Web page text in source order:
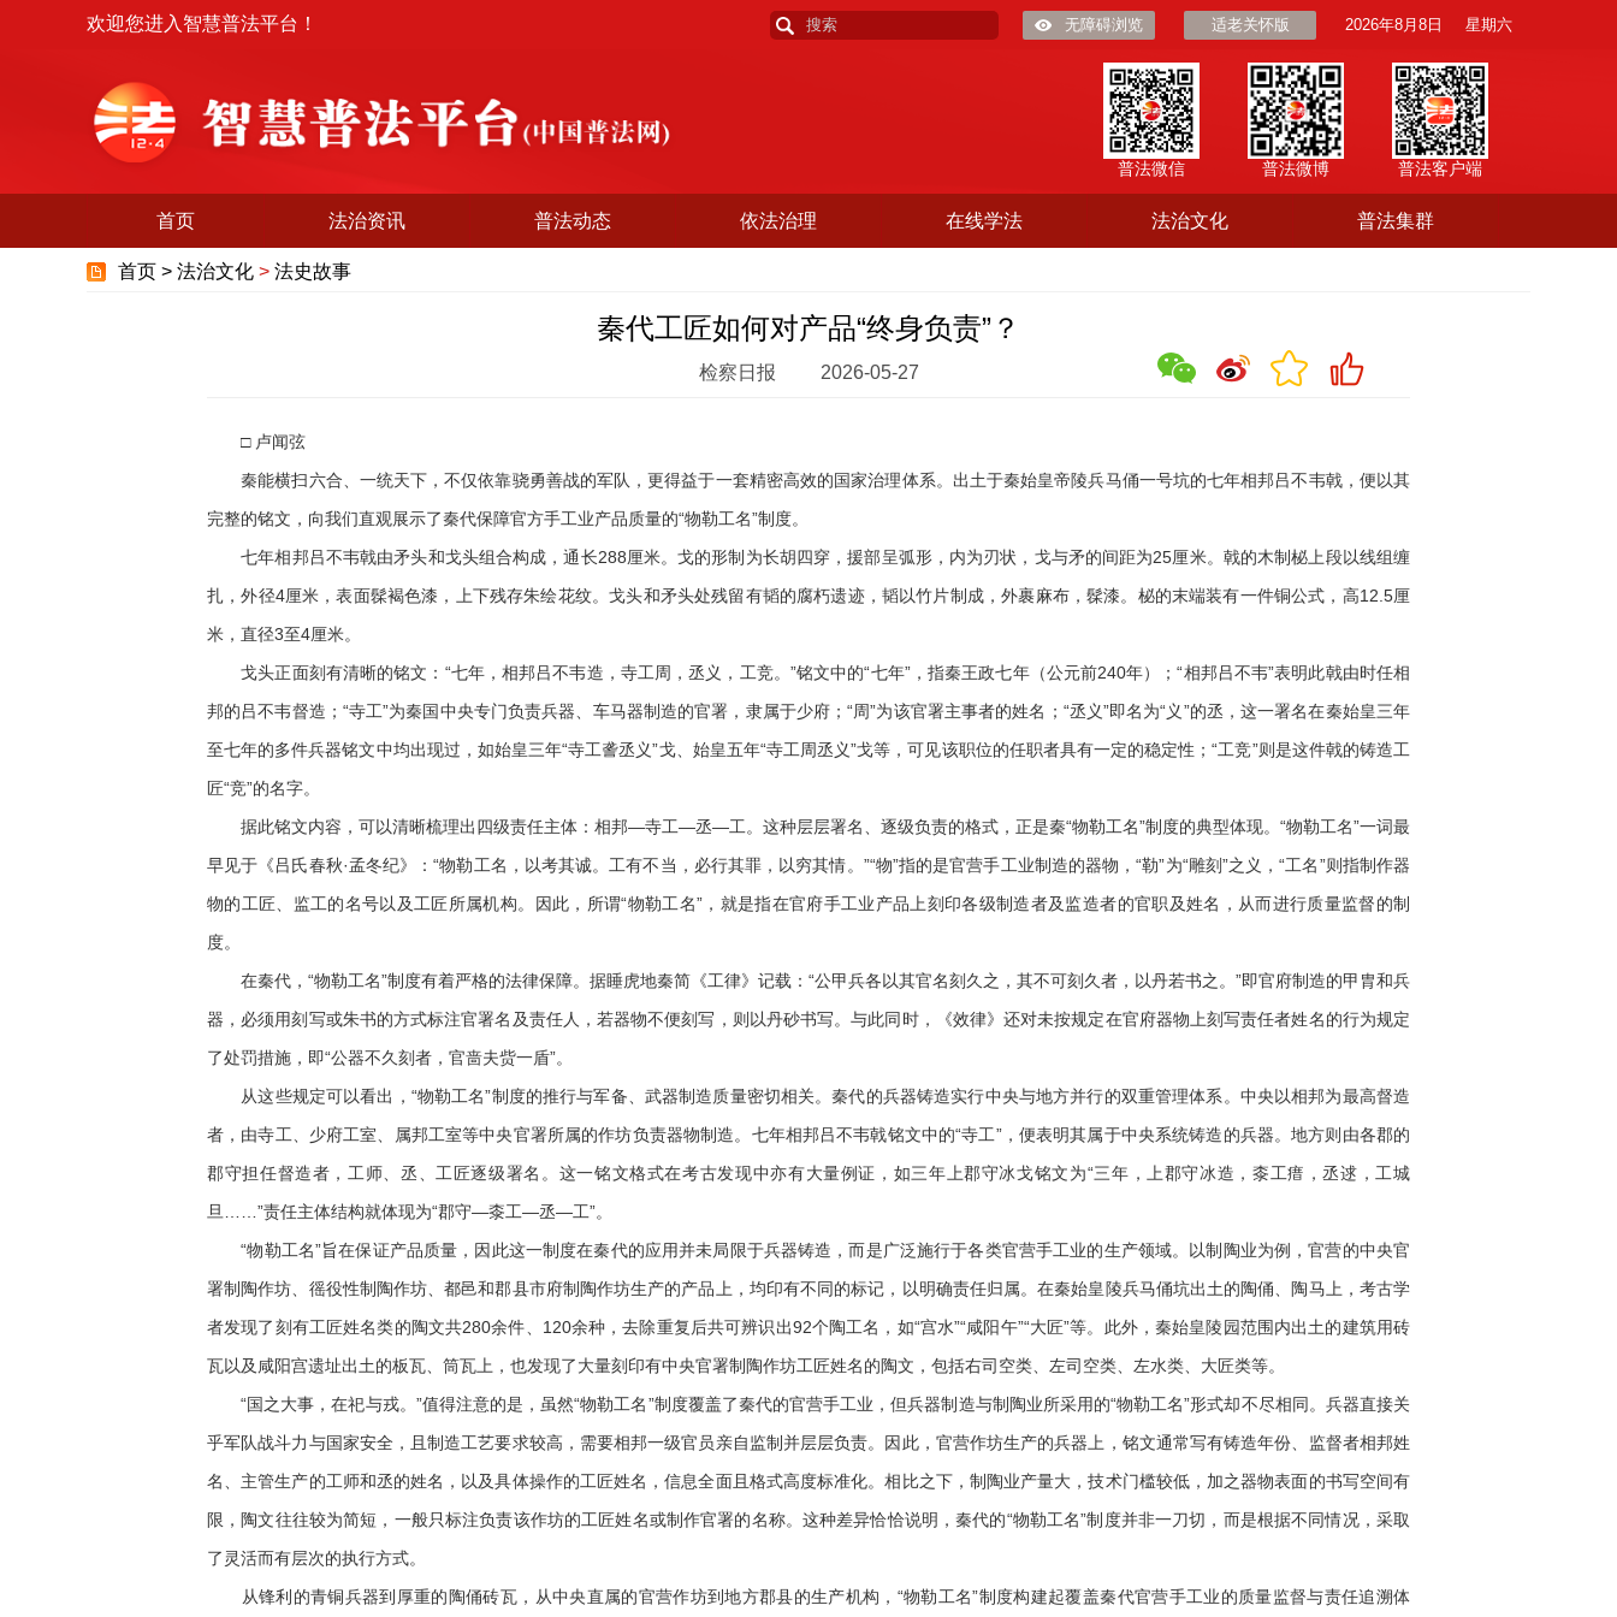
欢迎您进入智慧普法平台！ 无障碍浏览 适老关怀版 2026年8月8日 星期六
普法客户端
普法微博
普法微信
首页 法治资讯 普法动态 依法治理 在线学法 法治文化 普法集群
首页 > 法治文化 > 法史故事
秦代工匠如何对产品“终身负责”？
检察日报 2026-05-27
□ 卢闻弦
秦能横扫六合、一统天下，不仅依靠骁勇善战的军队，更得益于一套精密高效的国家治理体系。出土于秦始皇帝陵兵马俑一号坑的七年相邦吕不韦戟，便以其
完整的铭文，向我们直观展示了秦代保障官方手工业产品质量的“物勒工名”制度。
七年相邦吕不韦戟由矛头和戈头组合构成，通长288厘米。戈的形制为长胡四穿，援部呈弧形，内为刃状，戈与矛的间距为25厘米。戟的木制柲上段以线组缠
扎，外径4厘米，表面髹褐色漆，上下残存朱绘花纹。戈头和矛头处残留有韬的腐朽遗迹，韬以竹片制成，外裹麻布，髹漆。柲的末端装有一件铜公式，高12.5厘
米，直径3至4厘米。
戈头正面刻有清晰的铭文：“七年，相邦吕不韦造，寺工周，丞义，工竞。”铭文中的“七年”，指秦王政七年（公元前240年）；“相邦吕不韦”表明此戟由时任相
邦的吕不韦督造；“寺工”为秦国中央专门负责兵器、车马器制造的官署，隶属于少府；“周”为该官署主事者的姓名；“丞义”即名为“义”的丞，这一署名在秦始皇三年
至七年的多件兵器铭文中均出现过，如始皇三年“寺工詟丞义”戈、始皇五年“寺工周丞义”戈等，可见该职位的任职者具有一定的稳定性；“工竞”则是这件戟的铸造工
匠“竞”的名字。
据此铭文内容，可以清晰梳理出四级责任主体：相邦—寺工—丞—工。这种层层署名、逐级负责的格式，正是秦“物勒工名”制度的典型体现。“物勒工名”一词最
早见于《吕氏春秋·孟冬纪》：“物勒工名，以考其诚。工有不当，必行其罪，以穷其情。”“物”指的是官营手工业制造的器物，“勒”为“雕刻”之义，“工名”则指制作器
物的工匠、监工的名号以及工匠所属机构。因此，所谓“物勒工名”，就是指在官府手工业产品上刻印各级制造者及监造者的官职及姓名，从而进行质量监督的制
度。
在秦代，“物勒工名”制度有着严格的法律保障。据睡虎地秦简《工律》记载：“公甲兵各以其官名刻久之，其不可刻久者，以丹若书之。”即官府制造的甲胄和兵
器，必须用刻写或朱书的方式标注官署名及责任人，若器物不便刻写，则以丹砂书写。与此同时，《效律》还对未按规定在官府器物上刻写责任者姓名的行为规定
了处罚措施，即“公器不久刻者，官啬夫赀一盾”。
从这些规定可以看出，“物勒工名”制度的推行与军备、武器制造质量密切相关。秦代的兵器铸造实行中央与地方并行的双重管理体系。中央以相邦为最高督造
者，由寺工、少府工室、属邦工室等中央官署所属的作坊负责器物制造。七年相邦吕不韦戟铭文中的“寺工”，便表明其属于中央系统铸造的兵器。地方则由各郡的
郡守担任督造者，工师、丞、工匠逐级署名。这一铭文格式在考古发现中亦有大量例证，如三年上郡守冰戈铭文为“三年，上郡守冰造，桼工瘄，丞逑，工城
旦……”责任主体结构就体现为“郡守—桼工—丞—工”。
“物勒工名”旨在保证产品质量，因此这一制度在秦代的应用并未局限于兵器铸造，而是广泛施行于各类官营手工业的生产领域。以制陶业为例，官营的中央官
署制陶作坊、徭役性制陶作坊、都邑和郡县市府制陶作坊生产的产品上，均印有不同的标记，以明确责任归属。在秦始皇陵兵马俑坑出土的陶俑、陶马上，考古学
者发现了刻有工匠姓名类的陶文共280余件、120余种，去除重复后共可辨识出92个陶工名，如“宫水”“咸阳午”“大匠”等。此外，秦始皇陵园范围内出土的建筑用砖
瓦以及咸阳宫遗址出土的板瓦、筒瓦上，也发现了大量刻印有中央官署制陶作坊工匠姓名的陶文，包括右司空类、左司空类、左水类、大匠类等。
“国之大事，在祀与戎。”值得注意的是，虽然“物勒工名”制度覆盖了秦代的官营手工业，但兵器制造与制陶业所采用的“物勒工名”形式却不尽相同。兵器直接关
乎军队战斗力与国家安全，且制造工艺要求较高，需要相邦一级官员亲自监制并层层负责。因此，官营作坊生产的兵器上，铭文通常写有铸造年份、监督者相邦姓
名、主管生产的工师和丞的姓名，以及具体操作的工匠姓名，信息全面且格式高度标准化。相比之下，制陶业产量大，技术门槛较低，加之器物表面的书写空间有
限，陶文往往较为简短，一般只标注负责该作坊的工匠姓名或制作官署的名称。这种差异恰恰说明，秦代的“物勒工名”制度并非一刀切，而是根据不同情况，采取
了灵活而有层次的执行方式。
从锋利的青铜兵器到厚重的陶俑砖瓦，从中央直属的官营作坊到地方郡县的生产机构，“物勒工名”制度构建起覆盖秦代官营手工业的质量监督与责任追溯体